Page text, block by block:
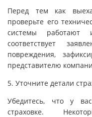
Перед тем как
проверьте его
системы работают
соответствует
повреждения,
представителю
5. Уточните детали
Убедитесь, что у
страховке.